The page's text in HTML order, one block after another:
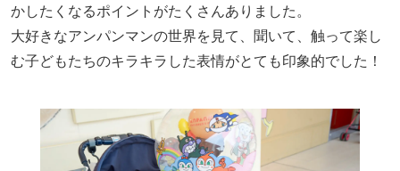
かしたくなるポイントがたくさんありました。
大好きなアンパンマンの世界を見て、聞いて、触って楽し
む子どもたちのキラキラした表情がとても印象的でした！